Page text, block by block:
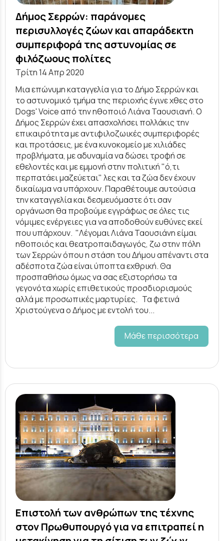
Δήμος Σερρών: παράνομες
περισυλλογές ζώων και απαράδεκτη
συμπεριφορά της αστυνομίας σε
φιλόζωους πολίτες
Τρίτη 14 Απρ 2020
Μια επώνυμη καταγγελία για το Δήμο Σερρών και
το αστυνομικό τμήμα της περιοχής έγινε χθες στο
Dogs' Voice από την ηθοποιό Λιάνα Ταουσιανή. Ο
Δήμος Σερρών έχει απασχολήσει πολλάκις την
επικαιρότητα με αντιφιλοζωικές συμπεριφορές
και προτάσεις, με ένα κυνοκομείο με χιλιάδες
προβλήματα, με αδυναμία να δώσει τροφή σε
εθελοντές και με εμμονή στην πολιτική "ό,τι
περπατάει μαζεύεται" λες και τα ζώα δεν έχουν
δικαίωμα να υπάρχουν. Παραθέτουμε αυτούσια
την καταγγελία και δεσμευόμαστε ότι σαν
οργάνωση θα προβούμε εγγράφως σε όλες τις
νόμιμες ενέργειες για να αποδοθούν ευθύνες εκεί
που υπάρχουν. "Λέγομαι Λιάνα Ταουσιάνη είμαι
ηθοποιός και θεατροπαιδαγωγός, ζω στην πόλη
των Σερρών όπου η στάση του Δήμου απέναντι στα
αδέσποτα ζώα είναι ύποπτα εχθρική. Θα
προσπαθήσω όμως να σας εξιστορήσω τα
γεγονότα χωρίς επιθετικούς προσδιορισμούς
αλλά με προσωπικές μαρτυρίες. Τα φετινά
Χριστούγενα ο Δήμος με εντολή του...
Μάθε περισσότερα
Eπιστολή των ανθρώπων της τέχνης
στον Πρωθυπουργό για να επιτραπεί η